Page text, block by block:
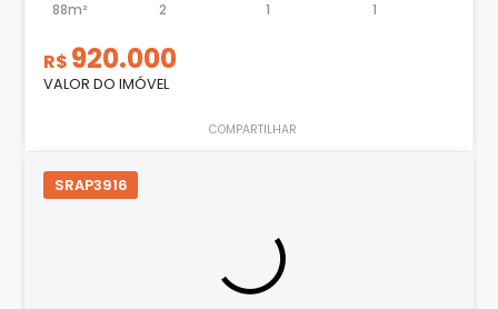
88m² 2 1 1
R$ 920.000
VALOR DO IMÓVEL
COMPARTILHAR
SRAP3916